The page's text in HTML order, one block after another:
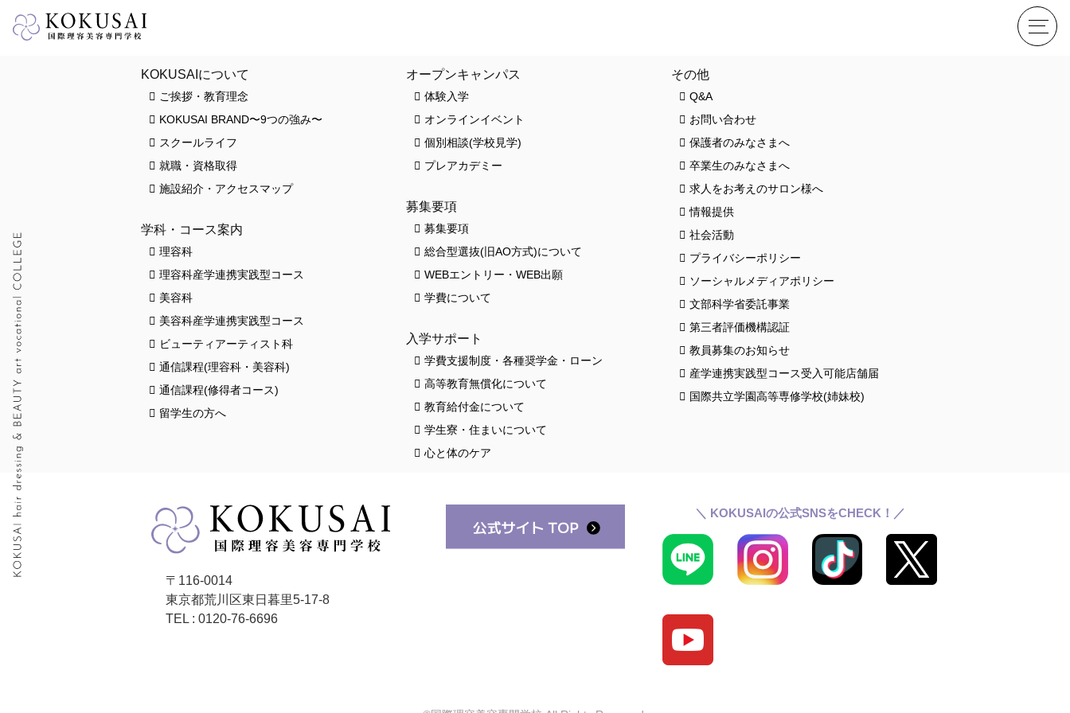
HOME
スクールライフ
クロワッサンス(卒業生の活躍)
お知らせ
KOKUSAIについて
ご挨拶・教育理念
KOKUSAI BRAND〜9つの強み〜
スクールライフ
就職・資格取得
施設紹介・アクセスマップ
学科・コース案内
理容科
理容科産学連携実践型コース
美容科
美容科産学連携実践型コース
ビューティアーティスト科
通信課程(理容科・美容科)
通信課程(修得者コース)
留学生の方へ
オープンキャンパス
体験入学
オンラインイベント
個別相談(学校見学)
プレアカデミー
募集要項
募集要項
総合型選抜(旧AO方式)について
WEBエントリー・WEB出願
学費について
入学サポート
学費支援制度・各種奨学金・ローン
高等教育無償化について
教育給付金について
学生寮・住まいについて
心と体のケア
その他
Q&A
お問い合わせ
保護者のみなさまへ
卒業生のみなさまへ
求人をお考えのサロン様へ
情報提供
社会活動
プライバシーポリシー
ソーシャルメディアポリシー
文部科学省委託事業
第三者評価機構認証
教員募集のお知らせ
産学連携実践型コース受入可能店舗届
国際共立学園高等専修学校(姉妹校)
〒116-0014
東京都荒川区東日暮里5-17-8
TEL : 0120-76-6696
＼ KOKUSAIの公式SNSをCHECK！／